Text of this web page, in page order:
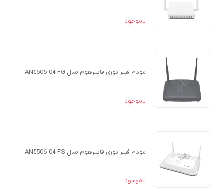
ناموجود
مودم فیبر نوری فایبرهوم مدل AN5506-04-FG
ناموجود
مودم فیبر نوری فایبرهوم مدل AN5506-04-FS
ناموجود